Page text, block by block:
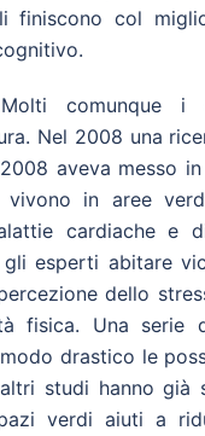
finiscono col
comunque i
Nel 2008 una
aveva messo
in aree
cardiache e
esperti abitare
dello
fisica. Una serie
drastico le
studi hanno già
verdi aiuti a